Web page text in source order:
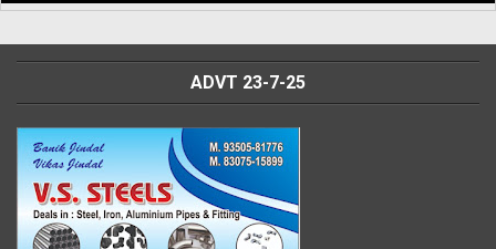
ADVT 23-7-25